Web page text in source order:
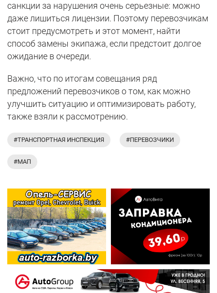
санкции за нарушения очень серьезные: можно
даже лишиться лицензии. Поэтому перевозчикам
стоит предусмотреть и этот момент, найти
способ замены экипажа, если предстоит долгое
ожидание в очереди.
Важно, что по итогам совещания ряд
предложений перевозчиков о том, как можно
улучшить ситуацию и оптимизировать работу,
также взяли к рассмотрению.
#ТРАНСПОРТНАЯ ИНСПЕКЦИЯ #ПЕРЕВОЗЧИКИ
#МАП